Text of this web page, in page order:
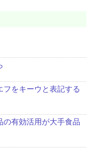
フをキーウと表記する
の有効活用が大手食品